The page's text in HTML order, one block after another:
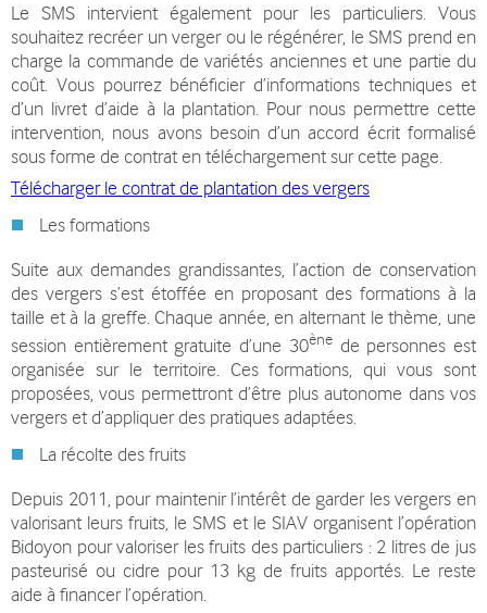
Le SMS intervient également pour les particuliers. Vous
souhaitez recréer un verger ou le régénérer, le SMS prend en
charge la commande de variétés anciennes et une partie du
coût. Vous pourrez bénéficier d’informations techniques et
d’un livret d’aide à la plantation. Pour nous permettre cette
intervention, nous avons besoin d’un accord écrit formalisé
sous forme de contrat en téléchargement sur cette page.
Télécharger le contrat de plantation des vergers
Les formations
Suite aux demandes grandissantes, l’action de conservation
des vergers s’est étoffée en proposant des formations à la
taille et à la greffe. Chaque année, en alternant le thème, une
session entièrement gratuite d’une 30ènede personnes est
organisée sur le territoire. Ces formations, qui vous sont
proposées, vous permettront d’être plus autonome dans vos
vergers et d’appliquer des pratiques adaptées.
La récolte des fruits
Depuis 2011, pour maintenir l’intérêt de garder les vergers en
valorisant leurs fruits, le SMS et le SIAV organisent l’opération
Bidoyon pour valoriser les fruits des particuliers : 2 litres de jus
pasteurisé ou cidre pour 13 kg de fruits apportés. Le reste
aide à financer l’opération.